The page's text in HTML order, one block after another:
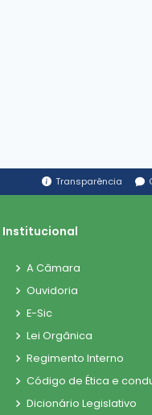
Transparência
Institucional
A Câmara
Ouvidoria
E-Sic
Lei Orgânica
Regimento Interno
Código de Ética e
Dicionário Legislativo